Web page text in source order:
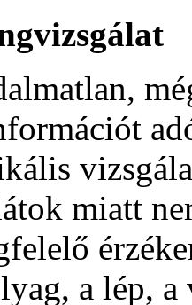
miatt
a lép,